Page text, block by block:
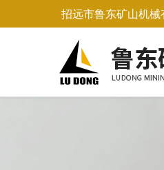
招远市鲁东矿山机械